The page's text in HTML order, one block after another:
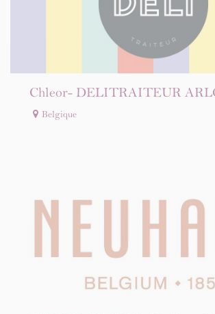
Chleor- DELITRAITEUR
Belgique